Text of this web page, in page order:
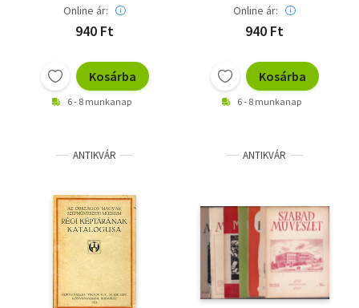
Online ár:
940 Ft
Kosárba
6 - 8 munkanap
Online ár:
940 Ft
Kosárba
6 - 8 munkanap
ANTIKVÁR ANTIKVÁR